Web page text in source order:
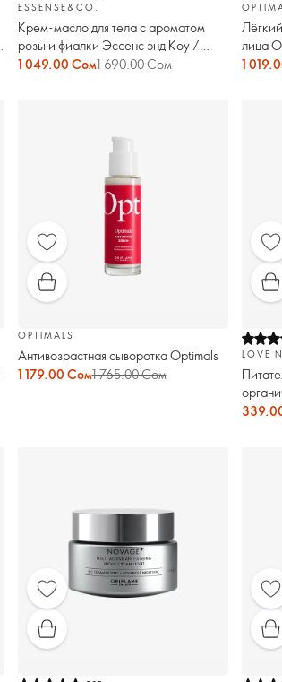
ESSENSE&CO.
Крем-масло для тела с ароматом
розы и фиалки Эссенс энд Коу /
Essense & Co.
1 049.00 Сом1 690.00 Сом
лица
1
OPTIMALS
Антивозрастная сыворотка Optimals
1 179.00 Сом1 765.00 Сом
LOVE
Nature